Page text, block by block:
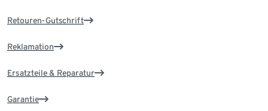
Retouren-Gutschrift
Reklamation
Ersatzteile & Reparatur
Garantie